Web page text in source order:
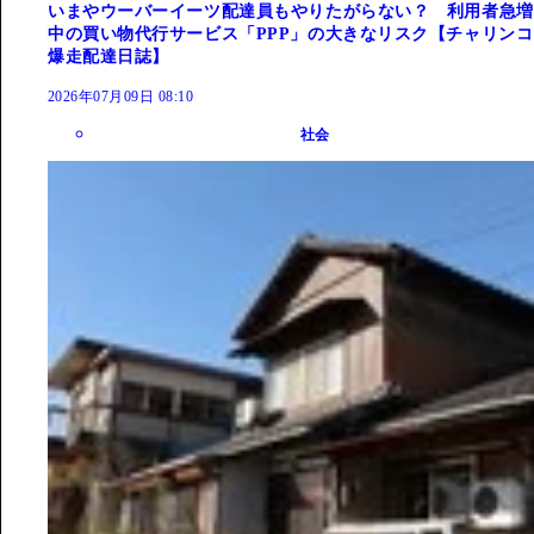
いまやウーバーイーツ配達員もやりたがらない？ 利用者急増
中の買い物代行サービス「PPP」の大きなリスク【チャリンコ
爆走配達日誌】
2026年07月09日 08:10
社会